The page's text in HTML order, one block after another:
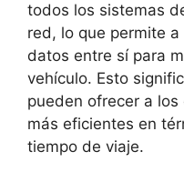
todos los sistemas
red, lo que permite
datos entre sí para
vehículo. Esto
pueden ofrecer a
más eficientes en
tiempo de viaje.